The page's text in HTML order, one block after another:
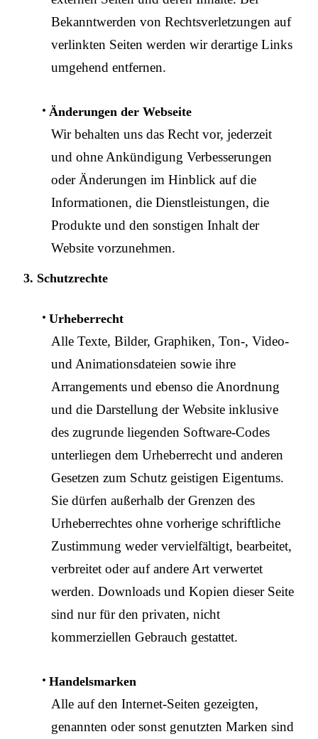
Bekanntwerden von Rechtsverletzungen auf
verlinkten Seiten werden wir derartige Links
umgehend entfernen.
Änderungen der Webseite
Wir behalten uns das Recht vor, jederzeit
und ohne Ankündigung Verbesserungen
oder Änderungen im Hinblick auf die
Informationen, die Dienstleistungen, die
Produkte und den sonstigen Inhalt der
Website vorzunehmen.
3. Schutzrechte
Urheberrecht
Alle Texte, Bilder, Graphiken, Ton-, Video-
und Animationsdateien sowie ihre
Arrangements und ebenso die Anordnung
und die Darstellung der Website inklusive
des zugrunde liegenden Software-Codes
unterliegen dem Urheberrecht und anderen
Gesetzen zum Schutz geistigen Eigentums.
Sie dürfen außerhalb der Grenzen des
Urheberrechtes ohne vorherige schriftliche
Zustimmung weder vervielfältigt, bearbeitet,
verbreitet oder auf andere Art verwertet
werden. Downloads und Kopien dieser Seite
sind nur für den privaten, nicht
kommerziellen Gebrauch gestattet.
Handelsmarken
Alle auf den Internet-Seiten gezeigten,
genannten oder sonst genutzten Marken sind